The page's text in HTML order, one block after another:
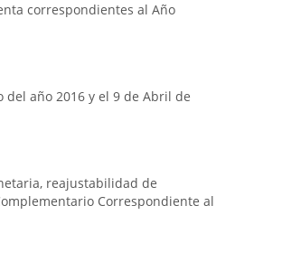
correspondientes al Año
año 2016 y el 9 de Abril de
reajustabilidad de
Correspondiente al